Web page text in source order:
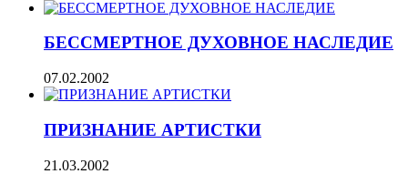
БЕССМЕРТНОЕ ДУХОВНОЕ НАСЛЕДИЕ
07.02.2002
ПРИЗНАНИЕ АРТИСТКИ
21.03.2002